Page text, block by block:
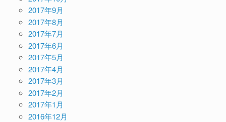
2017年9月
2017年8月
2017年7月
2017年6月
2017年5月
2017年4月
2017年3月
2017年2月
2017年1月
2016年12月